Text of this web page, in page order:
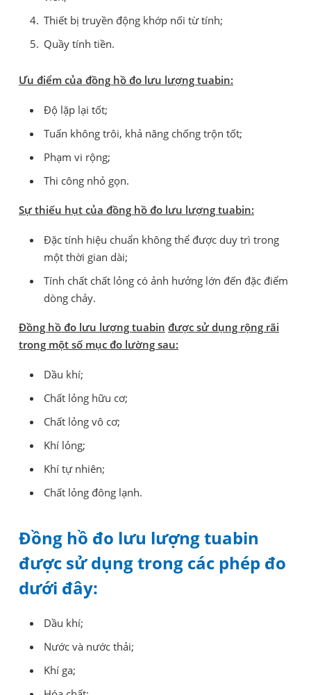
Thiết bị truyền động khớp nối từ tính;
Quầy tính tiền.
Ưu điểm của đồng hồ đo lưu lượng tuabin:
Độ lặp lại tốt;
Tuấn không trôi, khả năng chống trộn tốt;
Phạm vi rộng;
Thi công nhỏ gọn.
Sự thiếu hụt của đồng hồ đo lưu lượng tuabin:
Đặc tính hiệu chuẩn không thể được duy trì trong
một thời gian dài;
Tính chất chất lỏng có ảnh hưởng lớn đến đặc điểm
dòng chảy.
Đồng hồ đo lưu lượng tuabin được sử dụng rộng rãi
trong một số mục đo lường sau:
Dầu khí;
Chất lỏng hữu cơ;
Chất lỏng vô cơ;
Khí lỏng;
Khí tự nhiên;
Chất lỏng đông lạnh.
Đồng hồ đo lưu lượng tuabin
được sử dụng trong các phép đo
dưới đây:
Dầu khí;
Nước và nước thải;
Khí ga;